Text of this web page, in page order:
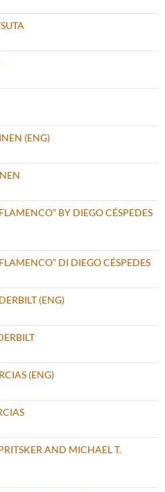
(ENG)
BY DIEGO CÉSPEDES
DI DIEGO CÉSPEDES
(ENG)
(ENG)
AND MICHAEL T.